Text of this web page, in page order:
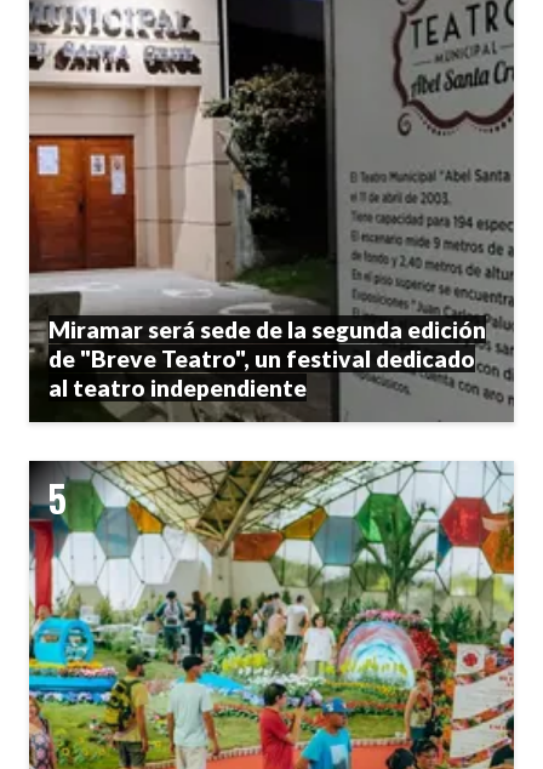
Miramar será sede de la segunda edición
de "Breve Teatro", un festival dedicado
al teatro independiente